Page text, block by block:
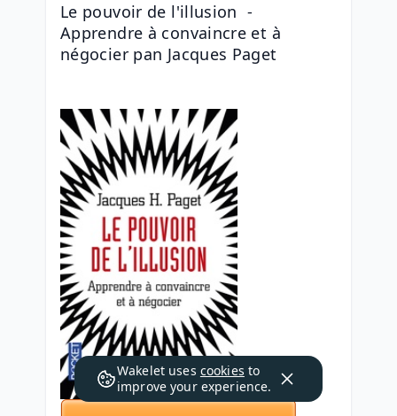
Le pouvoir de l'illusion  -
Apprendre à convaincre et à
négocier pan Jacques Paget
Wakelet uses cookies to
improve your experience.